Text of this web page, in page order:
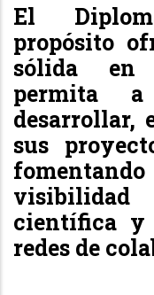
El
propósito
sólida en
permita
desarrollar,
sus
científica y
redes de